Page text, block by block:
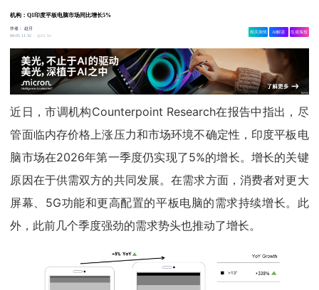
机构：Q1印度平板电脑市场同比增长5%
作者：赵月
06-05 11:32
10.3w
相关舆情 AI解读 生成海报
近日，市调机构Counterpoint Research在报告中指出，尽
管面临内存价格上涨压力和市场环境不确定性，印度平板电
脑市场在2026年第一季度仍实现了5%的增长。增长的关键
原因在于供需双方的共同发展。在需求方面，消费者对更大
屏幕、5G功能和更高配置的平板电脑的需求持续增长。此
外，此前几个季度强劲的需求势头也推动了增长。